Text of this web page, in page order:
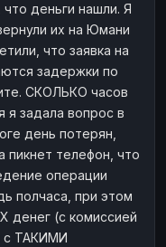
деньги нашли. Я
их на Юмани
что заявка на
задержки по
СКОЛЬКО часов
я задала вопрос в
день потерян,
телефон, что
операции
полчаса, при этом
денег (с комиссией
с ТАКИМИ